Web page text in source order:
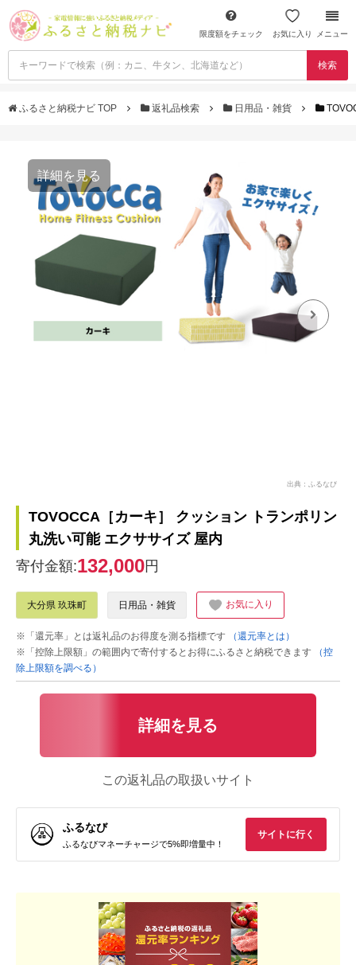
限度額をチェック お気に入り メニュー
検索
ふるさと納税ナビ TOP 返礼品検索 日用品・雑貨
詳細を見る
出典：ふるなび
TOVOCCA［カーキ］ クッション トランポリン
丸洗い可能 エクササイズ 屋内
寄付金額:132,000円
大分県 玖珠町 日用品・雑貨 お気に入り
※「還元率」とは返礼品のお得度を測る指標です
（還元率とは）
※「控除上限額」の範囲内で寄付するとお得にふるさと納税できます
（控
除上限額を調べる）
詳細を見る
この返礼品の取扱いサイト
ふるなび
ふるなびマネーチャージで5%即増量中！
サイトに行く